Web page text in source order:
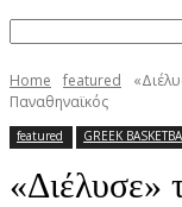
Home featured
Παναθηναϊκός
featured GREEK